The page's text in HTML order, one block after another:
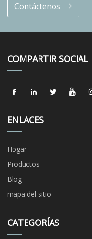
Contáctenos
COMPARTIR SOCIAL
ENLACES
Hogar
Productos
Blog
mapa del sitio
CATEGORÍAS